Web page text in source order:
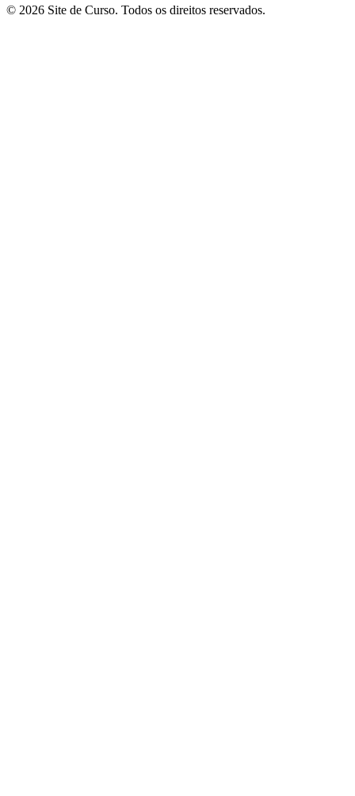
© 2026 Site de Curso. Todos os direitos reservados.